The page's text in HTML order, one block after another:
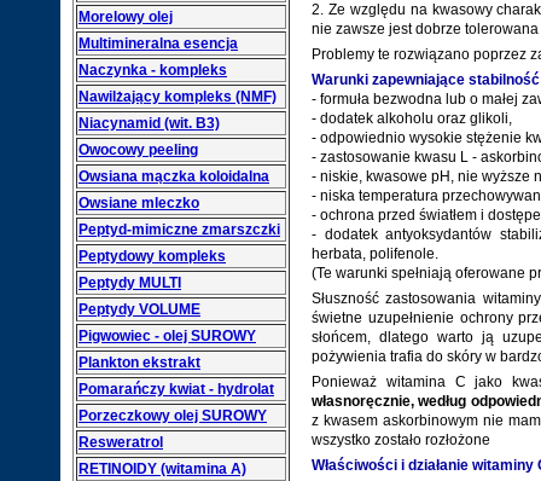
Morelowy olej
Multimineralna esencja
Naczynka - kompleks
Nawilżający kompleks (NMF)
Niacynamid (wit. B3)
Owocowy peeling
Owsiana mączka koloidalna
Owsiane mleczko
Peptyd-mimiczne zmarszczki
Peptydowy kompleks
Peptydy MULTI
Peptydy VOLUME
Pigwowiec - olej SUROWY
Plankton ekstrakt
Pomarańczy kwiat - hydrolat
Porzeczkowy olej SUROWY
Resweratrol
RETINOIDY (witamina A)
2. Ze względu na kwasowy
nie zawsze jest dobrze
Problemy te rozwiązano poprzez
Warunki zapewniające
- formuła bezwodna lub o małej
- dodatek alkoholu oraz glikoli,
- odpowiednio wysokie stężenie
- zastosowanie kwasu L -
- niskie, kwasowe pH, nie wyższe
- niska temperatura
- ochrona przed światłem i
- dodatek antyoksydantów
herbata, polifenole.
(Te warunki spełniają oferowane
Słuszność zastosowania
świetne uzupełnienie ochrony
słońcem, dlatego warto ją
pożywienia trafia do skóry w
Ponieważ witamina C jako
własnoręcznie, według
z kwasem askorbinowym nie
wszystko zostało rozłożone
Właściwości i działanie witaminy